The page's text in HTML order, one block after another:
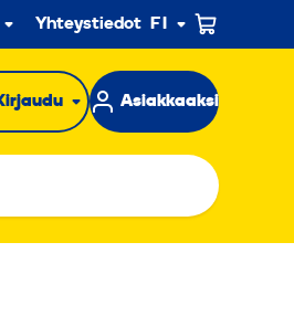
Alavalikko
Yhteystiedot FI
Asiakkaaksi